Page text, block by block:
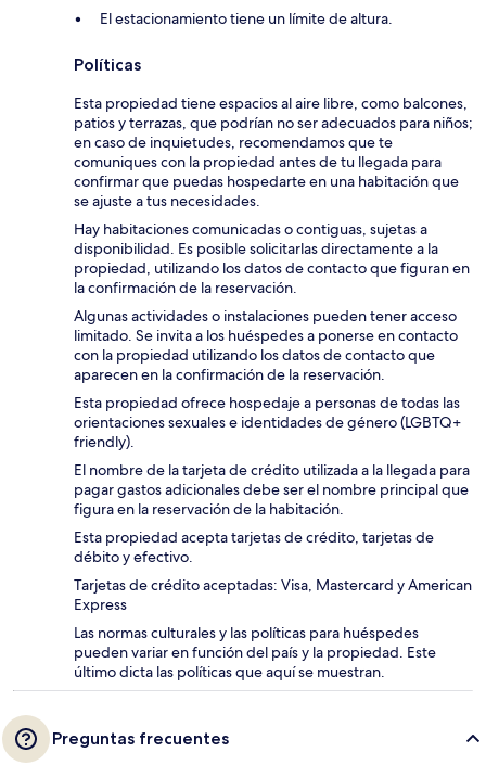
El estacionamiento tiene un límite de altura.
Políticas
Esta propiedad tiene espacios al aire libre, como balcones,
patios y terrazas, que podrían no ser adecuados para niños;
en caso de inquietudes, recomendamos que te
comuniques con la propiedad antes de tu llegada para
confirmar que puedas hospedarte en una habitación que
se ajuste a tus necesidades.
Hay habitaciones comunicadas o contiguas, sujetas a
disponibilidad. Es posible solicitarlas directamente a la
propiedad, utilizando los datos de contacto que figuran en
la confirmación de la reservación.
Algunas actividades o instalaciones pueden tener acceso
limitado. Se invita a los huéspedes a ponerse en contacto
con la propiedad utilizando los datos de contacto que
aparecen en la confirmación de la reservación.
Esta propiedad ofrece hospedaje a personas de todas las
orientaciones sexuales e identidades de género (LGBTQ+
friendly).
El nombre de la tarjeta de crédito utilizada a la llegada para
pagar gastos adicionales debe ser el nombre principal que
figura en la reservación de la habitación.
Esta propiedad acepta tarjetas de crédito, tarjetas de
débito y efectivo.
Tarjetas de crédito aceptadas: Visa, Mastercard y American
Express
Las normas culturales y las políticas para huéspedes
pueden variar en función del país y la propiedad. Este
último dicta las políticas que aquí se muestran.
Preguntas frecuentes